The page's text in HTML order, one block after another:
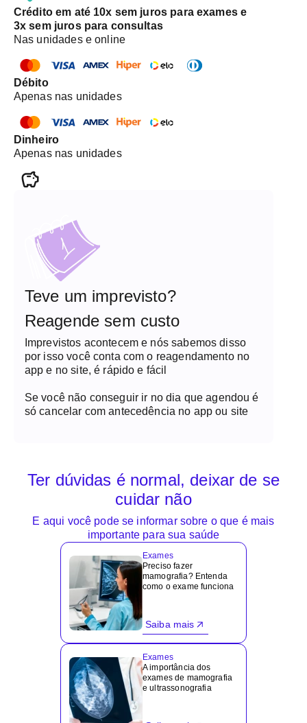
Crédito em até 10x sem juros para exames e
3x sem juros para consultas
Nas unidades e online
Débito
Apenas nas unidades
Dinheiro
Apenas nas unidades
Teve um imprevisto?
Reagende sem custo
Imprevistos acontecem e nós sabemos disso
por isso você conta com o reagendamento no
app e no site, é rápido e fácil
Se você não conseguir ir no dia que agendou é
só cancelar com antecedência no app ou site
Ter dúvidas é normal, deixar de se
cuidar não
E aqui você pode se informar sobre o que é mais
importante para sua saúde
Exames
Preciso fazer
mamografia? Entenda
como o exame funciona
Saiba mais
Exames
A importância dos
exames de mamografia
e ultrassonografia